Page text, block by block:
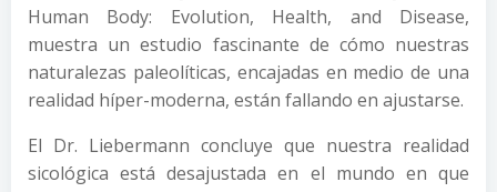
Human Body: Evolution, Health, and Disease,
muestra un estudio fascinante de cómo nuestras
naturalezas paleolíticas, encajadas en medio de una
realidad híper-moderna, están fallando en ajustarse.
El Dr. Liebermann concluye que nuestra realidad
sicológica está desajustada en el mundo en que